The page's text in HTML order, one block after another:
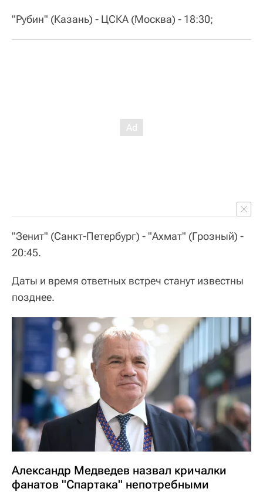
"Рубин" (Казань) - ЦСКА (Москва) - 18:30;
"Зенит" (Санкт-Петербург) - "Ахмат" (Грозный) -
20:45.
Даты и время ответных встреч станут известны
позднее.
Александр Медведев назвал кричалки
фанатов "Спартака" непотребными